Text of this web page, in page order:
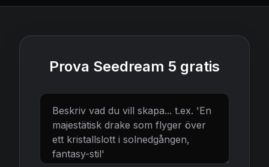
Prova Seedream 5 gratis